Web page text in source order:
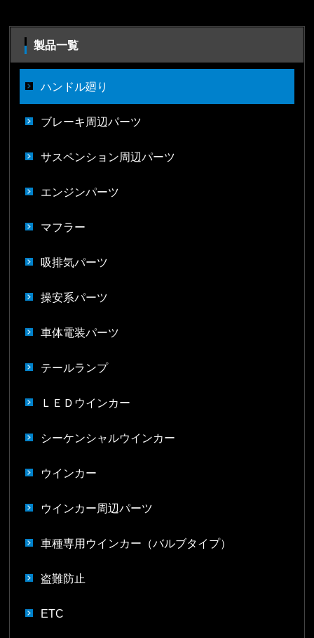
製品一覧
ハンドル廻り
ブレーキ周辺パーツ
サスペンション周辺パーツ
エンジンパーツ
マフラー
吸排気パーツ
操安系パーツ
車体電装パーツ
テールランプ
ＬＥＤウインカー
シーケンシャルウインカー
ウインカー
ウインカー周辺パーツ
車種専用ウインカー（バルブタイプ）
盗難防止
ETC